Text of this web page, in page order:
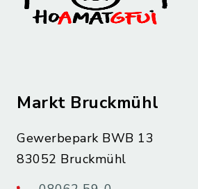
Markt Bruckmühl
Gewerbepark BWB 13
83052 Bruckmühl